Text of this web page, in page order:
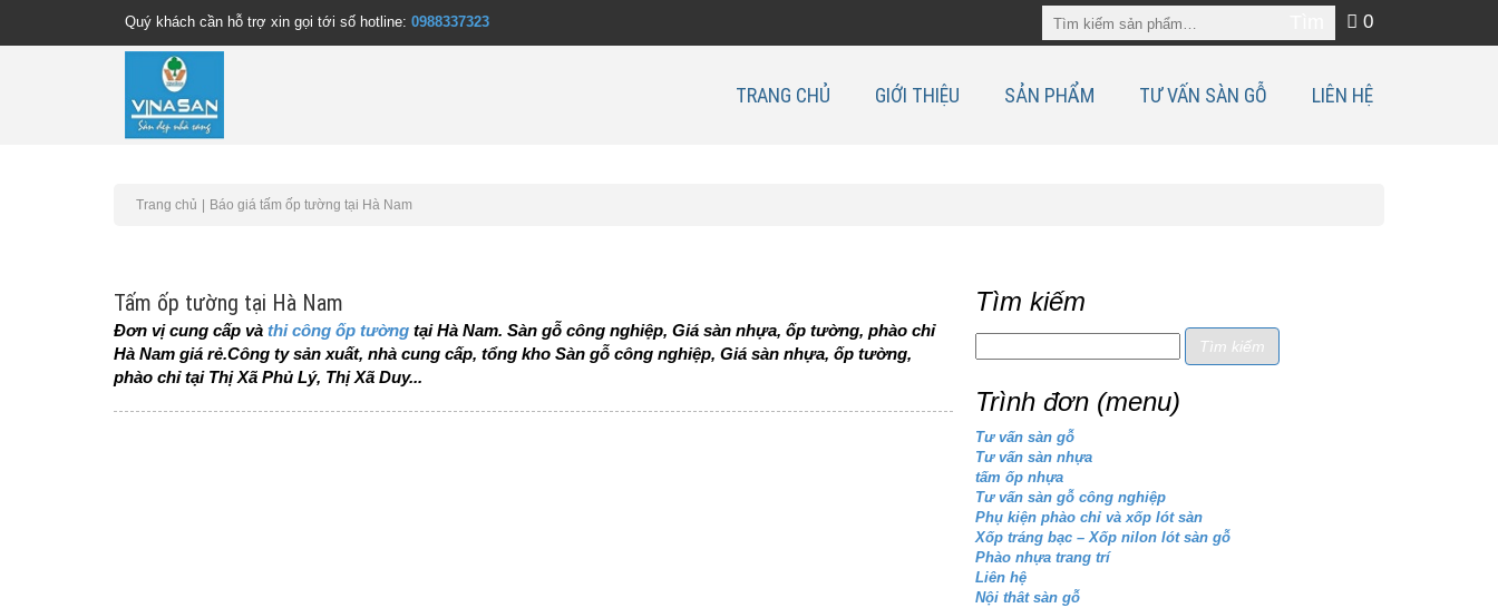
Quý khách cần hỗ trợ xin gọi tới số hotline: 0988337323 0
TRANG CHỦ GIỚI THIỆU SẢN PHẨM TƯ VẤN SÀN GỖ LIÊN HỆ
Trang chủ Báo giá tấm ốp tường tại Hà Nam
Tấm ốp tường tại Hà Nam
Đơn vị cung cấp và thi công ốp tường tại Hà Nam. Sàn gỗ công nghiệp, Giá sàn nhựa, ốp tường, phào chỉ
Hà Nam giá rẻ.Công ty sản xuất, nhà cung cấp, tổng kho Sàn gỗ công nghiệp, Giá sàn nhựa, ốp tường,
phào chỉ tại Thị Xã Phủ Lý, Thị Xã Duy...
Tìm kiếm
Trình đơn (menu)
Tư vấn sàn gỗ
Tư vấn sàn nhựa
tấm ốp nhựa
Tư vấn sàn gỗ công nghiệp
Phụ kiện phào chỉ và xốp lót sàn
Xốp tráng bạc – Xốp nilon lót sàn gỗ
Phào nhựa trang trí
Liên hệ
Nội thât sàn gỗ